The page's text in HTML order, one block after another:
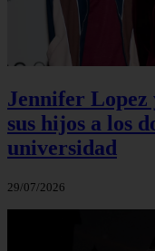
Jennifer Lopez
sus hijos a los
universidad
29/07/2026